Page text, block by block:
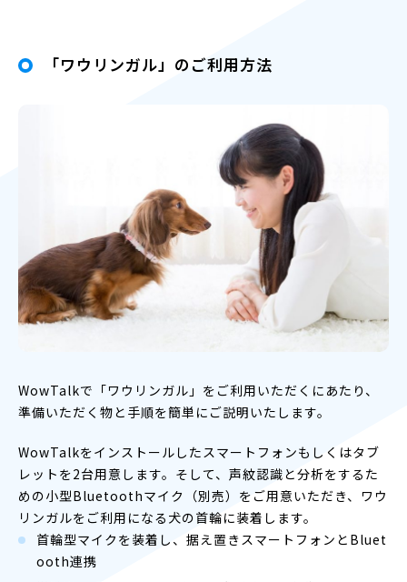
「ワウリンガル」のご利用方法
WowTalkで「ワウリンガル」をご利用いただくにあたり、
準備いただく物と手順を簡単にご説明いたします。
WowTalkをインストールしたスマートフォンもしくはタブ
レットを2台用意します。そして、声紋認識と分析をするた
めの小型Bluetoothマイク（別売）をご用意いただき、ワウ
リンガルをご利用になる犬の首輪に装着します。
首輪型マイクを装着し、据え置きスマートフォンとBluet
ooth連携